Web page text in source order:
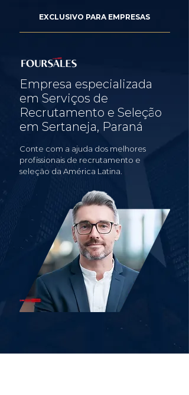
EXCLUSIVO PARA EMPRESAS
Empresa especializada
em Serviços de
Recrutamento e Seleção
em Sertaneja, Paraná
Conte com a ajuda dos melhores
profissionais de recrutamento e
seleção da América Latina.